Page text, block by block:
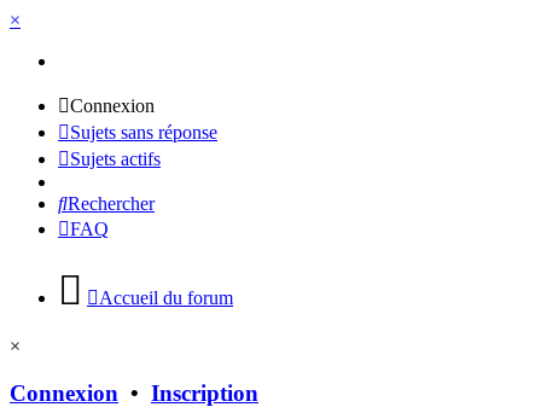
×
Connexion
Sujets sans réponse
Sujets actifs
Rechercher
FAQ
Accueil du forum
×
Connexion • Inscription